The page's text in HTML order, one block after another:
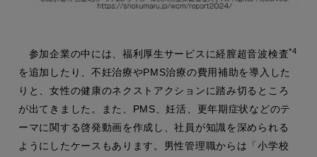
参加企業の中には、福利厚生サービスに経膣超音波検査*4
を追加したり、不妊治療やPMS治療の費用補助を導入した
りと、女性の健康のネクストアクションに踏み切るところ
が出てきました。また、PMS、妊活、更年期症状などのテ
ーマに関する啓発動画を作成し、社員が知識を深められる
ようにしたケースもあります。男性管理職からは「小学校